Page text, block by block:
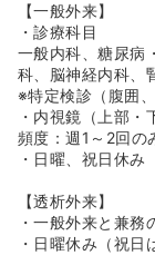
【一般外来】
・診療科目
一般内科、糖尿病
科、脳神経内科、
※特定検診（腹囲
・内視鏡（上部・
頻度：週1～2回の
・日曜、祝日休み
【透析外来】
・一般外来と兼務
・日曜休み（祝日